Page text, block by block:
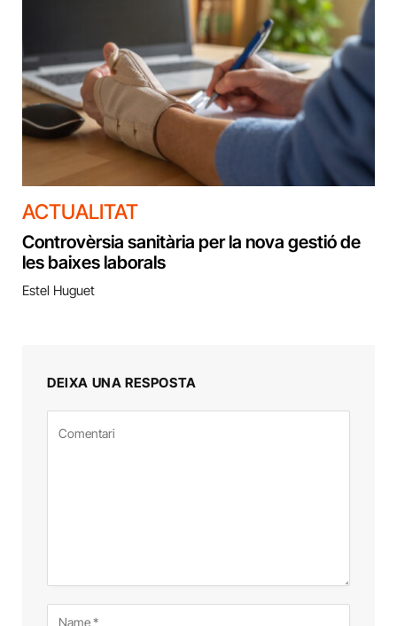
ACTUALITAT
Controvèrsia sanitària per la nova gestió de
les baixes laborals
Estel Huguet
DEIXA UNA RESPOSTA